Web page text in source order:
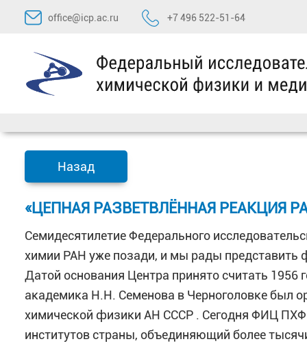
Перейти
содержимому
office@icp.ac.ru +7 496 522-51-64
Назад
«ЦЕПНАЯ РАЗВЕТВЛЁННАЯ РЕАКЦИЯ
Семидесятилетие Федерального
химии РАН уже позади, и мы рады представить
Датой основания Центра принято считать 1956
академика Н.Н. Семенова в Черноголовке был
химической физики АН СССР . Сегодня ФИЦ
институтов страны, объединяющий более